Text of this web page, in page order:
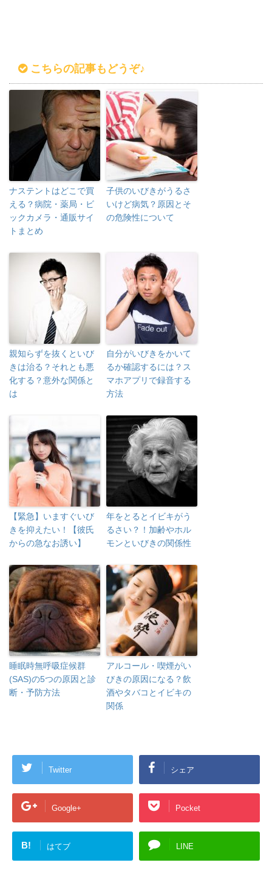
こちらの記事もどうぞ♪
ナステントはどこで買
える？病院・薬局・ビ
ックカメラ・通販サイ
トまとめ
子供のいびきがうるさ
いけど病気？原因とそ
の危険性について
親知らずを抜くといび
きは治る？それとも悪
化する？意外な関係と
は
自分がいびきをかいて
るか確認するには？ス
マホアプリで録音する
方法
【緊急】いますぐいび
きを抑えたい！【彼氏
からの急なお誘い】
年をとるとイビキがう
るさい？！加齢やホル
モンといびきの関係性
睡眠時無呼吸症候群
(SAS)の5つの原因と診
断・予防方法
アルコール・喫煙がい
びきの原因になる？飲
酒やタバコとイビキの
関係
Twitter シェア
Google+ Pocket
B! はてブ LINE